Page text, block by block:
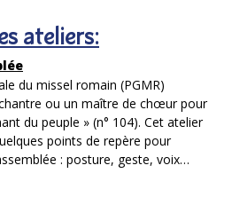
ateliers:
du missel romain (PGMR)
ou un maître de chœur pour
du peuple » (n° 104). Cet atelier
points de repère pour
: posture, geste, voix…